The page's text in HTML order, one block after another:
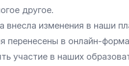
другое.
внесла изменения в наши
перенесены в онлайн-
участие в наших